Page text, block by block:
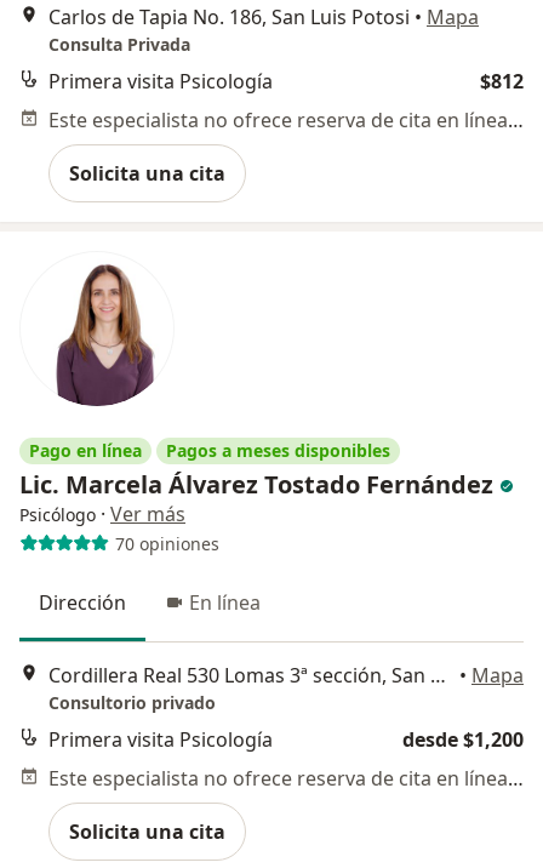
Carlos de Tapia No. 186, San Luis Potosi • Mapa
Consulta Privada
Primera visita Psicología
$812
Este especialista no ofrece reserva de cita en línea en esta dirección.
Solicita una cita
Pago en línea Pagos a meses disponibles
Lic. Marcela Álvarez Tostado Fernández
Psicólogo · Ver más
70 opiniones
Dirección En línea
Cordillera Real 530 Lomas 3ª sección, San Luis Potosi • Mapa
Consultorio privado
Primera visita Psicología
desde $1,200
Este especialista no ofrece reserva de cita en línea en esta dirección.
Solicita una cita